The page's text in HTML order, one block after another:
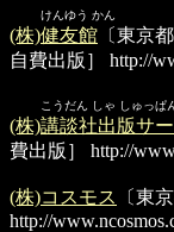
けんゆう かん
(株)健友館 〔東京
自費出版］
http://
こうだん しゃ しゅっぱ
(株)講談社出版サ
費出版］
http://
(株)コスモス
〔東
http://